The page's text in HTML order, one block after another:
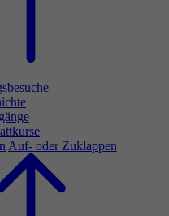
Auf- oder Zuklappen